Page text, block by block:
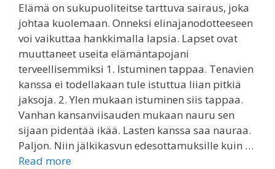
Elämä on sukupuoliteitse tarttuva sairaus, joka
johtaa kuolemaan. Onneksi elinajanodotteeseen
voi vaikuttaa hankkimalla lapsia. Lapset ovat
muuttaneet useita elämäntapojani
terveellisemmiksi 1. Istuminen tappaa. Tenavien
kanssa ei todellakaan tule istuttua liian pitkiä
jaksoja. 2. Ylen mukaan istuminen siis tappaa.
Vanhan kansanviisauden mukaan nauru sen
sijaan pidentää ikää. Lasten kanssa saa nauraa.
Paljon. Niin jälkikasvun edesottamuksille kuin …
Read more